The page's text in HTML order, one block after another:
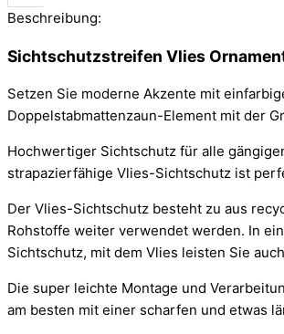
Beschreibung:
Sichtschutzstreifen Vlies
Setzen Sie moderne Akzente mit
Doppelstabmattenzaun-Element mit der
Hochwertiger Sichtschutz für alle
strapazierfähige Vlies-Sichtschutz ist
Der Vlies-Sichtschutz besteht zu aus
Rohstoffe weiter verwendet werden. In
Sichtschutz, mit dem Vlies leisten Sie
Die super leichte Montage und
am besten mit einer scharfen und etwas